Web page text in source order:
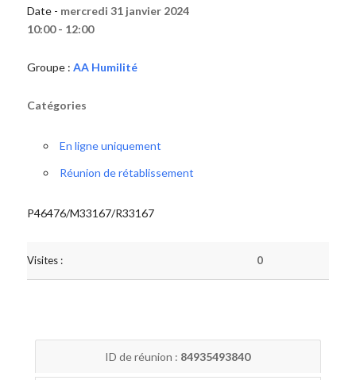
Date - mercredi 31 janvier 2024
10:00 - 12:00
Groupe : AA Humilité
Catégories
En ligne uniquement
Réunion de rétablissement
P46476/M33167/R33167
Visites : 0
ID de réunion : 84935493840